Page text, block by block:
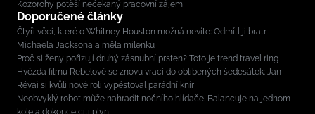
Kozorohy potěší nečekaný pracovní zájem
Doporučené články
Čtyři věci, které o Whitney Houston možná nevíte: Odmítl ji bratr
Michaela Jacksona a měla milenku
Proč si ženy pořizují druhý zásnubní prsten? Toto je trend travel ring
Hvězda filmu Rebelové se znovu vrací do oblíbených šedesátek: Jan
Révai si kvůli nové roli vypěstoval parádní knír
Neobvyklý robot může nahradit nočního hlídače. Balancuje na jednom
kole a dokonce cítí plyn